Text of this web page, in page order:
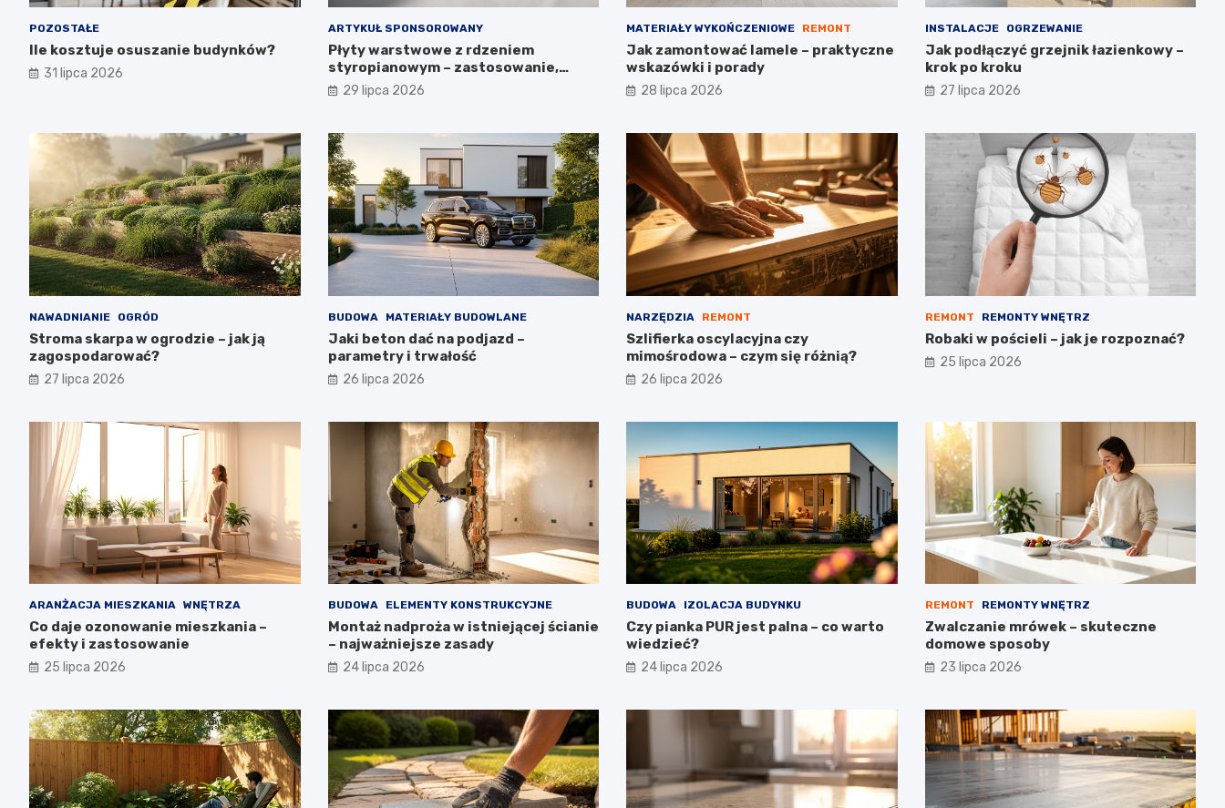
POZOSTAŁE
Ile kosztuje osuszanie budynków?
31 lipca 2026
ARTYKUŁ SPONSOROWANY
Płyty warstwowe z rdzeniem
styropianowym – zastosowanie,
budowa i parametry
29 lipca 2026
MATERIAŁY WYKOŃCZENIOWE REMONT
Jak zamontować lamele – praktyczne
wskazówki i porady
28 lipca 2026
INSTALACJE OGRZEWANIE
Jak podłączyć grzejnik łazienkowy –
krok po kroku
27 lipca 2026
NAWADNIANIE OGRÓD
Stroma skarpa w ogrodzie – jak ją
zagospodarować?
27 lipca 2026
BUDOWA MATERIAŁY BUDOWLANE
Jaki beton dać na podjazd –
parametry i trwałość
26 lipca 2026
NARZĘDZIA REMONT
Szlifierka oscylacyjna czy
mimośrodowa – czym się różnią?
26 lipca 2026
REMONT REMONTY WNĘTRZ
Robaki w pościeli – jak je rozpoznać?
25 lipca 2026
ARANŻACJA MIESZKANIA WNĘTRZA
Co daje ozonowanie mieszkania –
efekty i zastosowanie
25 lipca 2026
BUDOWA ELEMENTY KONSTRUKCYJNE
Montaż nadproża w istniejącej ścianie
– najważniejsze zasady
24 lipca 2026
BUDOWA IZOLACJA BUDYNKU
Czy pianka PUR jest palna – co warto
wiedzieć?
24 lipca 2026
REMONT REMONTY WNĘTRZ
Zwalczanie mrówek – skuteczne
domowe sposoby
23 lipca 2026